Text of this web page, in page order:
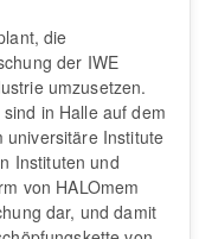
die
der IWE
umzusetzen.
in Halle auf dem
universitäre Institute
Instituten und
von HALOmem
dar, und damit